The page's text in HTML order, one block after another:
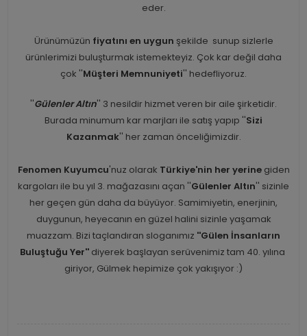
eder.
Ürünümüzün fiyatını en uygun şekilde sunup sizlerle
ürünlerimizi buluşturmak istemekteyiz. Çok kar değil daha
çok ''Müşteri Memnuniyeti'' hedefliyoruz.
''Gülenler Altın'' 3 nesildir hizmet veren bir aile şirketidir.
Burada minumum kar marjları ile satış yapıp ''Sizi
Kazanmak'' her zaman önceliğimizdir.
Fenomen Kuyumcu'nuz olarak Türkiye'nin her yerinegiden
kargoları ile bu yıl 3. mağazasını açan ''Gülenler Altın'' sizinle
her geçen gün daha da büyüyor. Samimiyetin, enerjinin,
duygunun, heyecanın en güzel halini sizinle yaşamak
muazzam. Bizi taçlandıran sloganımız ''Gülen İnsanların
Buluştuğu Yer'' diyerek başlayan serüvenimiz tam 40. yılına
giriyor, Gülmek hepimize çok yakışıyor :)